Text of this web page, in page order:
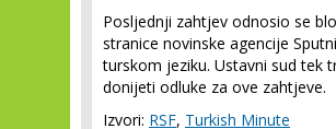
Posljednji zahtjev odnosio se
stranice novinske agencije
turskom jeziku. Ustavni sud tek
donijeti odluke za ove zahtjeve.
Izvori: RSF, Turkish Minute